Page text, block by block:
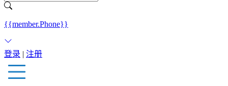
{{member.Phone}}
登录 | 注册